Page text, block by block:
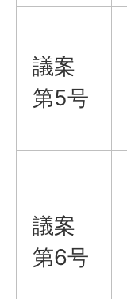
議案
第5号
議案
第6号